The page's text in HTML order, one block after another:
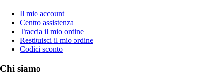
Il mio account
Centro assistenza
Traccia il mio ordine
Restituisci il mio ordine
Codici sconto
Chi siamo